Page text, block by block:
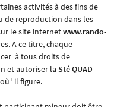
activités à des fins de
de reproduction dans les
le site internetwww.rando-
A ce titre, chaque
à tous droits de
et autoriser la StéQUAD
il figure.